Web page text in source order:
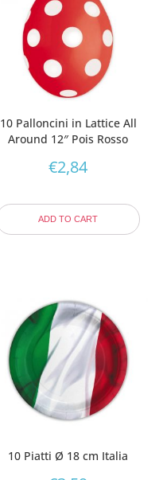
10 Palloncini in Lattice All
Around 12″ Pois Rosso
€2,84
ADD TO CART
10 Piatti Ø 18 cm Italia